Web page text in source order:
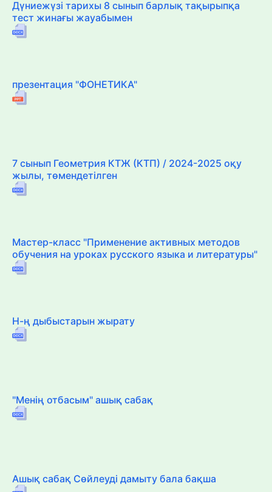
Дүниежүзі тарихы 8 сынып барлық тақырыпқа
тест жинағы жауабымен
презентация "ФОНЕТИКА"
7 сынып Геометрия КТЖ (КТП) / 2024-2025 оқу
жылы, төмендетілген
Мастер-класс "Применение активных методов
обучения на уроках русского языка и литературы"
Н-ң дыбыстарын жырату
"Менің отбасым" ашық сабақ
Ашық сабақ Сөйлеуді дамыту бала бақша